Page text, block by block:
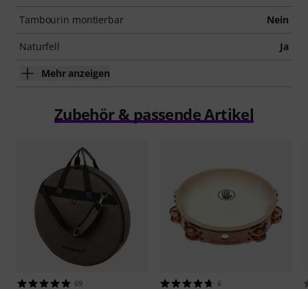
Tambourin montierbar Nein
Naturfell Ja
Mehr anzeigen
Zubehör & passende Artikel
69 6